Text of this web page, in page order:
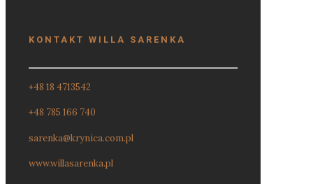
KONTAKT WILLA SARENKA
+48 18 4713542
+48 785 166 740
sarenka@krynica.com.pl
www.willasarenka.pl